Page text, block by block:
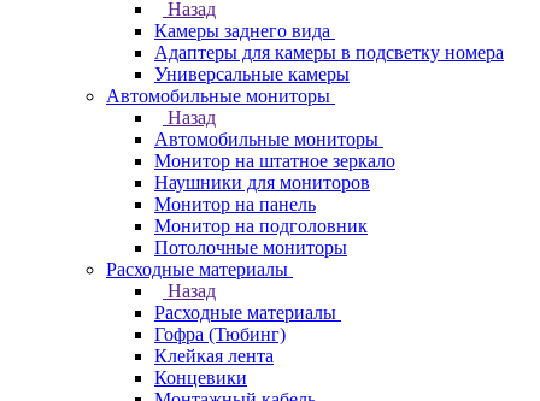
Назад
Камеры заднего вида
Адаптеры для камеры в подсветку номера
Универсальные камеры
Автомобильные мониторы
Назад
Автомобильные мониторы
Монитор на штатное зеркало
Наушники для мониторов
Монитор на панель
Монитор на подголовник
Потолочные мониторы
Расходные материалы
Назад
Расходные материалы
Гофра (Тюбинг)
Клейкая лента
Концевики